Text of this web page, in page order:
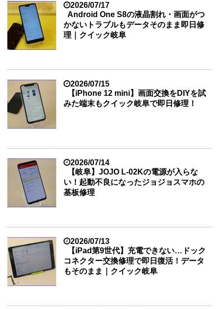
2026/07/17
Android One S8の液晶割れ・画面がつ
かないトラブルもデータそのまま即日修
理｜クイック岐阜
2026/07/15
【iPhone 12 mini】画面交換をDIYを試
みた端末もクイック岐阜で即日修理！
2026/07/14
【岐阜】JOJO L-02Kの電源が入らな
い！起動不良になったジョジョスマホの
基板修理
2026/07/13
【iPad第9世代】充電できない…ドック
コネクター交換修理で即日復活！データ
もそのまま｜クイック岐阜